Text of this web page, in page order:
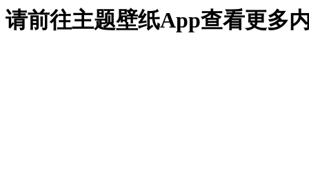
请前往主题壁纸App查看更多